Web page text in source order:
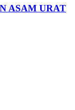
ASAM URAT